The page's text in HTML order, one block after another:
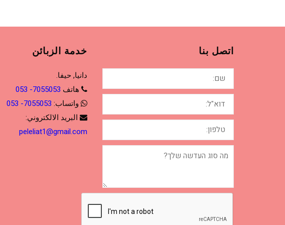
اتصل بنا
שם:
דוא"ל:
טלפון:
מה
סוג
خدمة الزبائن
دانيا, حيفا.
هاتف 7055053- 053
واتساب: 7055053- 053
البريد الالكتروني:
peleliat1@gmail.com